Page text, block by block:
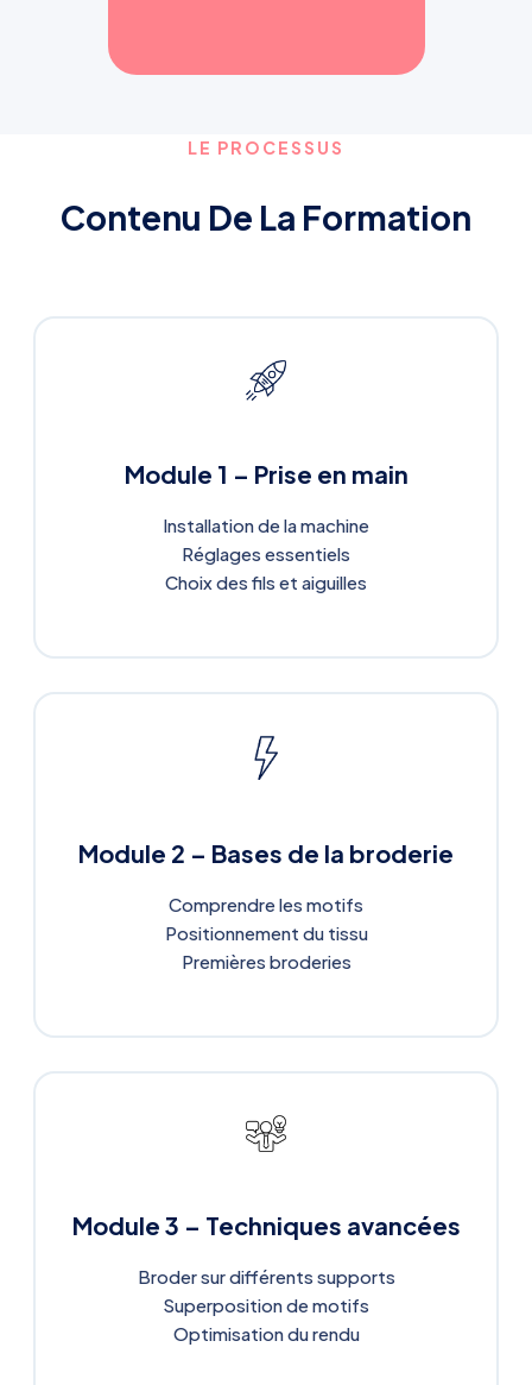
LE PROCESSUS
Contenu De La Formation
Module 1 – Prise en main
Installation de la machine
Réglages essentiels
Choix des fils et aiguilles
Module 2 – Bases de la broderie
Comprendre les motifs
Positionnement du tissu
Premières broderies
Module 3 – Techniques avancées
Broder sur différents supports
Superposition de motifs
Optimisation du rendu